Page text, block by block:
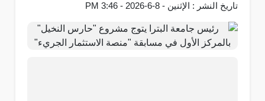
تاريخ النشر : الإثنين - 8-6-2026 - 3:46 PM